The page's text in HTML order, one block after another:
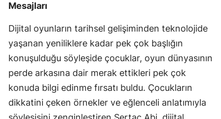
Mesajları
Dijital oyunların tarihsel gelişiminden teknolojide
yaşanan yeniliklere kadar pek çok başlığın
konuşulduğu söyleşide çocuklar, oyun dünyasının
perde arkasına dair merak ettikleri pek çok
konuda bilgi edinme fırsatı buldu. Çocukların
dikkatini çeken örnekler ve eğlenceli anlatımıyla